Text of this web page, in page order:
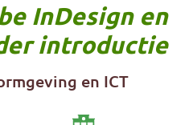
InDesign en
introductie
en ICT